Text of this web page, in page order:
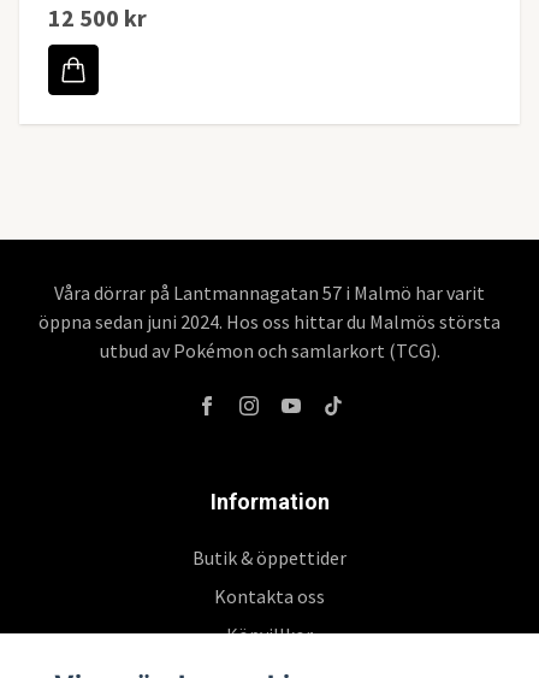
12 500 kr
Våra dörrar på Lantmannagatan 57 i Malmö har varit
öppna sedan juni 2024. Hos oss hittar du Malmös största
utbud av Pokémon och samlarkort (TCG).
Information
Butik & öppettider
Kontakta oss
Köpvillkor